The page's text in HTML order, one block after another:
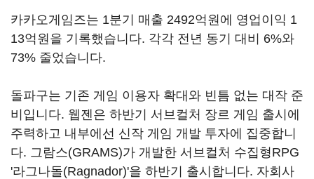
카카오게임즈는 1분기 매출 2492억원에 영업이익 1
13억원을 기록했습니다. 각각 전년 동기 대비 6%와
73% 줄었습니다.
돌파구는 기존 게임 이용자 확대와 빈틈 없는 대작 준
비입니다. 웹젠은 하반기 서브컬처 장르 게임 출시에
주력하고 내부에선 신작 게임 개발 투자에 집중합니
다. 그람스(GRAMS)가 개발한 서브컬처 수집형RPG
'라그나돌(Ragnador)'을 하반기 출시합니다. 자회사